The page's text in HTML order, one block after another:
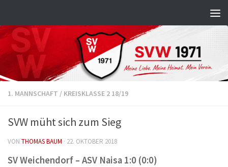
1. MANNSCHAFT / KREISKLASSE 2 18/19
SVW müht sich zum Sieg
VON THOMAS BAUM · 22. OKTOBER 2018
SV Weichendorf – ASV Naisa 1:0 (0:0)